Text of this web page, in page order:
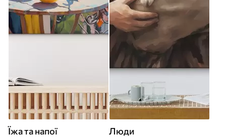
Їжа та напої Люди